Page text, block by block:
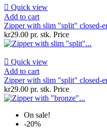
 Quick view
Add to cart
Zipper with slim "split" closed-
kr29.00 pr. stk. Price
 Quick view
Add to cart
Zipper with slim "split" closed-
kr29.00 pr. stk. Price
On sale!
-20%